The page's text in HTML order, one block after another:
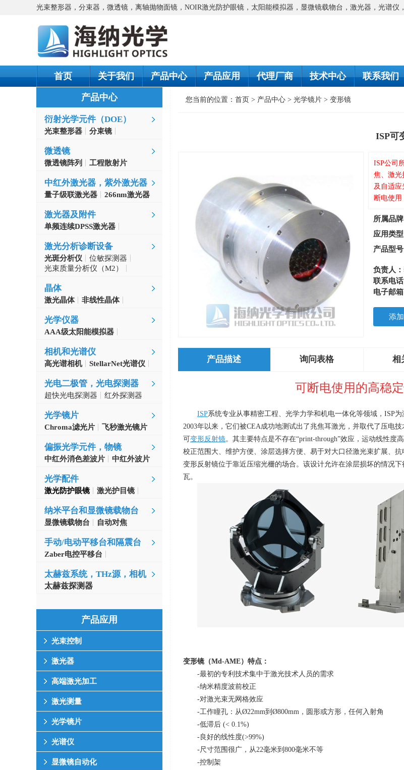
光束整形器，分束器，微透镜，离轴抛物面镜，NOIR激光防护眼镜，太阳能模拟器，显微镜载物台，激光器，光谱仪
首页 关于我们 产品中心 产品应用 代理厂商 技术中心 联系我们
产品中心
衍射光学元件（DOE）
光束整形器
分束镜
微透镜
微透镜阵列 工程散射片
中红外激光器，紫外激光器
量子级联激光器 266nm激光器
激光器及附件
单频连续DPSS激光器
激光分析诊断设备
光斑分析仪
位敏探测器
自准直仪
光束质量分析仪（M2）
晶体
激光晶体
非线性晶体
光学仪器
AAA级太阳能模拟器
相机和光谱仪
高光谱相机 StellarNet光谱仪
光电二极管，光电探测器
超快光电探测器 红外探测器
光学镜片
Chroma滤光片 飞秒激光镜片
偏振光学元件，物镜
中红外消色差波片 中红外波片
光学配件
激光防护眼镜 激光护目镜
纳米平台和显微镜载物台
显微镜载物台 自动对焦
手动/电动平移台和隔震台
Zaber电控平移台
太赫兹系统，THz源，相机
太赫兹探测器
产品应用
光束控制
激光器
高端激光加工
激光测量
光学镜片
光谱仪
显微镜自动化
您当前的位置： 首页 > 产品中心 > 光学镜片 > 变形镜
ISP可
ISP公司
焦、激光
及自适
断电使用
所属品牌
应用类型
产品型号
负责人：
联系电话
电子邮箱
添
产品描述 询问表格 相
可断电使用的高稳
ISP系统专业从事精密工程、光学力学和机电一体化等领域， ISP为
2003年以来，它们被CEA成功地测试出了兆焦耳激光，并取代了压电技
可变形反射镜。其主要特点是不存在“print-through”效应，运动线性度
校正范围大、维护方便、涂层选择方便、易于对大口径激光束扩展、
变形反射镜位于靠近压缩光栅的场合。该设计允许在涂层损坏的情况
瓦。
变形镜（Md-AME）特点：
-最初的专利技术集中于激光技术人员的需求
-纳米精度波前校正
-对激光束无网格效应
-工作瞳孔：从Ø22mm到 Ø800mm ，圆形或方形，任何入射角
-低滞后 (< 0.1%)
-良好的线性度(>99%)
-尺寸范围很广，从 22毫米到 800毫米不等
-控制架